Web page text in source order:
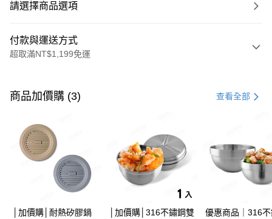
請選擇商品選項
付款與運送方式
超取滿NT$1,199免運
信用卡一次付款
Apple Pay
街口支付
Google Pay
商品加價購 (3) 查看全部
│加價購│耐熱矽膠鍋
│加價購│316不鏽鋼雙
優惠商品｜316